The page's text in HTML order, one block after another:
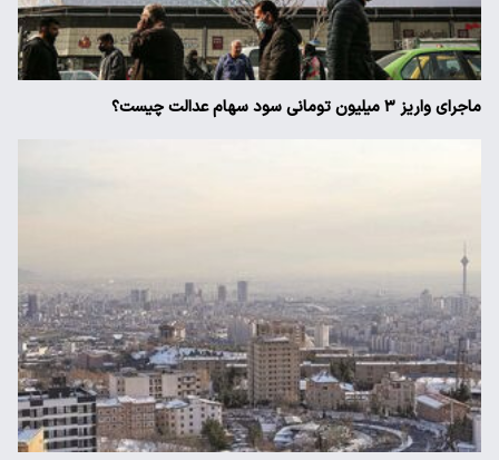
ماجرای واریز ۳ میلیون تومانی سود سهام عدالت چیست؟